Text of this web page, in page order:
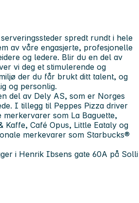
spredt rundt i hele
av våre engasjerte, profesjonelle
og ledere. Blir du en del av
vi deg et stimulerende og
der du får brukt ditt talent, og
og personlig.
del av Dely AS, som er Norges
I tillegg til Peppes Pizza driver
merkervarer som La Baguette,
Kaffe, Café Opus, Little Eataly og
merkevarer som Starbucks®
i Henrik Ibsens gate 60A på Solli